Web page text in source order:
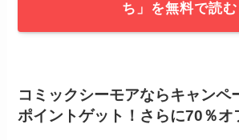
ち」を無料で読む
コミックシーモアならキャンペ
ポイントゲット！さらに70％オ